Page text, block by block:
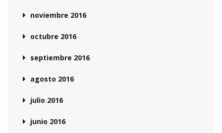
noviembre 2016
octubre 2016
septiembre 2016
agosto 2016
julio 2016
junio 2016